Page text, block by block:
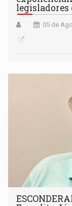
legisladores
05 de